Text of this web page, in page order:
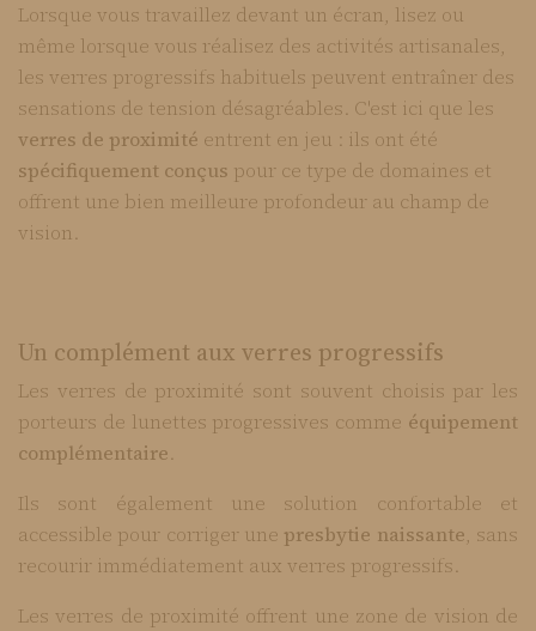
Lorsque vous travaillez devant un écran, lisez ou
même lorsque vous réalisez des activités artisanales,
les verres progressifs habituels peuvent entraîner des
sensations de tension désagréables. C'est ici que les
verres de proximité entrent en jeu : ils ont été
spécifiquement conçus pour ce type de domaines et
offrent une bien meilleure profondeur au champ de
vision.
Un complément aux verres progressifs
Les verres de proximité sont souvent choisis par les
porteurs de lunettes progressives comme équipement
complémentaire.
Ils sont également une solution confortable et
accessible pour corriger une presbytie naissante, sans
recourir immédiatement aux verres progressifs.
Les verres de proximité offrent une zone de vision de